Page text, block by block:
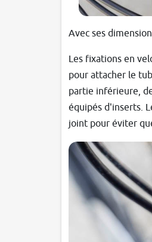
Avec ses
Les fixations en
pour attacher le
partie inférieure,
équipés d'inserts.
joint pour éviter